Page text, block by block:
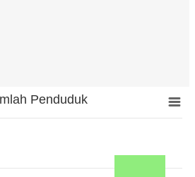
Jumlah. Range: 0 to 3000.
Penduduk